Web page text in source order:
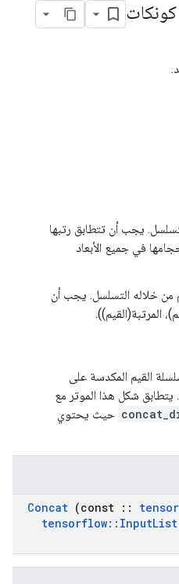
كونكات
يجب أن تتطابق رتبها
في جميع الأبعاد
سيتم من خلاله التسلسل. يجب أن
المرتبة(القيم)).
القيم المكدسة على
. يتطابق شكل هذا الموتر مع
حيث يحتوي
Concat (const ::
tensorflow:: InputList